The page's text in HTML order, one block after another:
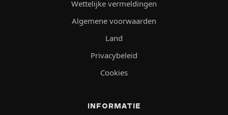
Wettelijke vermeldingen
Algemene voorwaarden
Land
Privacybeleid
Cookies
INFORMATIE